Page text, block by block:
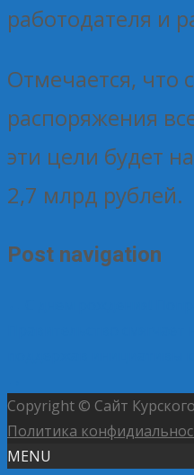
работодателя и
Отмечается, что
распоряжения
эти цели будет
2,7 млрд рублей.
Post navigation
Copyright © Сайт
Политика
MENU